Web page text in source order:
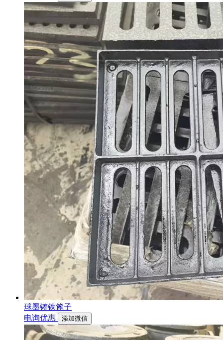
球墨铸铁篦子
电询优惠
添加微信